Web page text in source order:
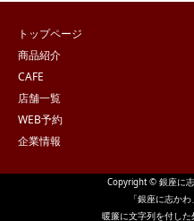
トップページ
商品紹介
CAFE
店舗一覧
WEB予約
企業情報
Copyright © 銀座に
「銀座に志か
暖簾に文字列を付した